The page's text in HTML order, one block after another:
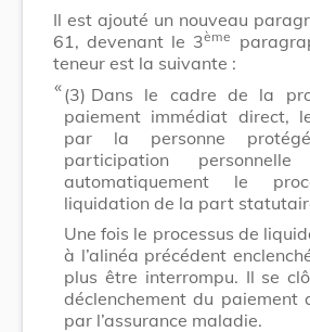
Il est ajouté un nouveau
61, devenant le 3ème
teneur est la suivante :
​ «(3) Dans le cadre de la
paiement immédiat direct,
par la personne
participation personnelle
automatiquement le
liquidation de la part
Une fois le processus de
à l’alinéa précédent
plus être interrompu. Il se
déclenchement du paiement
par l’assurance maladie.